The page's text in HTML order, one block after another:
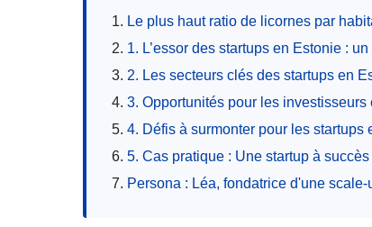
Le plus haut ratio de licornes par
1. L’essor des startups en Estonie :
2. Les secteurs clés des startups en
3. Opportunités pour les investisseurs
4. Défis à surmonter pour les startups
5. Cas pratique : Une startup à succès
Persona : Léa, fondatrice d'une